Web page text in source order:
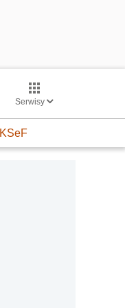
Serwisy
KSeF